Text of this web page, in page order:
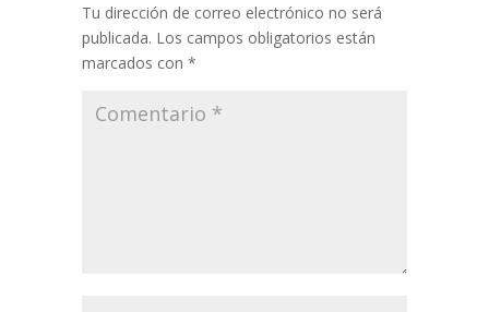
Tu dirección de correo electrónico no será
publicada. Los campos obligatorios están
marcados con *